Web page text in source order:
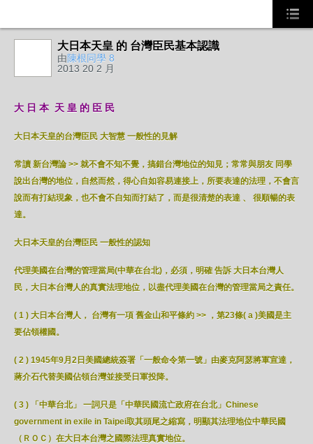
大日本天皇 的 台灣臣民基本認識
由陳根同學 8
2013 20 2 月
大 日 本 天 皇 的 臣 民
大日本天皇的台灣臣民 大智慧 一般性的見解
常讀 新台灣論 >> 就不會不知不覺，搞錯台灣地位的知見；常常與朋友 同學
說出台灣的地位，自然而然，得心自如容易連接上，所要表達的法理，不會言
說而有打結現象，也不會不自知而打結了，而是很清楚的表達 、 很順暢的表
達。
大日本天皇的台灣臣民 一般性的認知
代理美國在台灣的管理當局(中華在台北)，必須，明確 告訴 大日本台灣人
民，大日本台灣人的真實法理地位，以盡代理美國在台灣的管理當局之責任。
( 1 ) 大日本台灣人， 台灣有一項 舊金山和平條約 >> ，第23條( a )美國是主
要佔領權國。
( 2 ) 1945年9月2日美國總統簽署「一般命令第一號」由麥克阿瑟將軍宣達，
蔣介石代替美國佔領台灣並接受日軍投降。
( 3 ) 「中華台北」 一詞只是「中華民國流亡政府在台北」Chinese
government in exile in Taipei取其頭尾之縮寫，明顯其法理地位中華民國
（ＲＯＣ）在大日本台灣之國際法理真實地位。